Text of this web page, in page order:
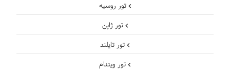
تور روسیه
تور ژاپن
تور تایلند
تور ویتنام